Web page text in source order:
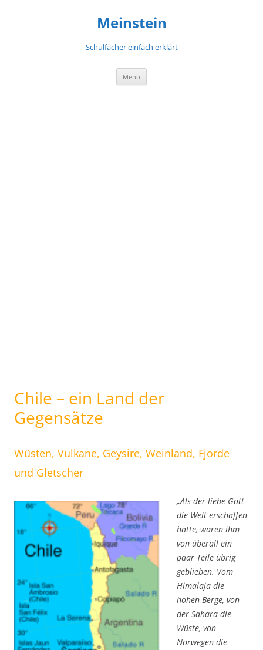
Meinstein
Schulfächer einfach erklärt
Menü
Chile – ein Land der
Gegensätze
Wüsten, Vulkane, Geysire, Weinland, Fjorde
und Gletscher
„Als der liebe Gott
die Welt erschaffen
hatte, waren ihm
von überall ein
paar Teile übrig
geblieben. Vom
Himalaja die
hohen Berge, von
der Sahara die
Wüste, von
Norwegen die